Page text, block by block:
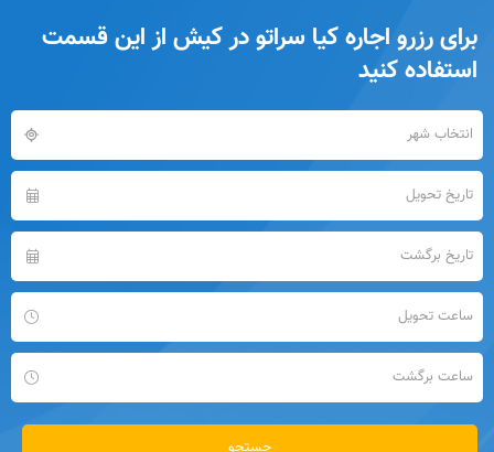
برای رزرو اجاره کیا سراتو در کیش از این قسمت
استفاده کنید